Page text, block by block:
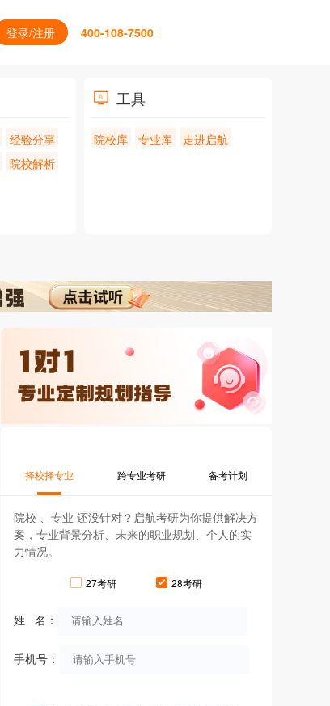
登录/注册 400-108-7500
经验分享
院校解析
工具
院校库 专业库 走进启航
择校择专业 跨专业考研 备考计划
院校 、专业 还没针对？启航考研为你提供解决方
案，专业背景分析、未来的职业规划、个人的实
力情况。
27考研 28考研
姓 名：
手机号：